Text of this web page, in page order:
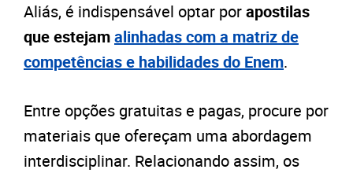
Aliás, é indispensável optar porapostilas
que estejamalinhadas com a matriz de
competências e habilidades do Enem.
Entre opções gratuitas e pagas, procure por
materiais que ofereçam uma abordagem
interdisciplinar. Relacionando assim, os